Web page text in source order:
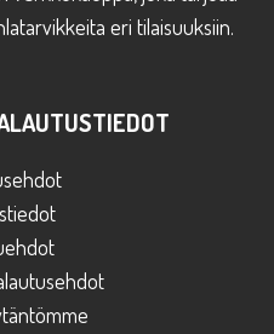
eri tilaisuuksiin.